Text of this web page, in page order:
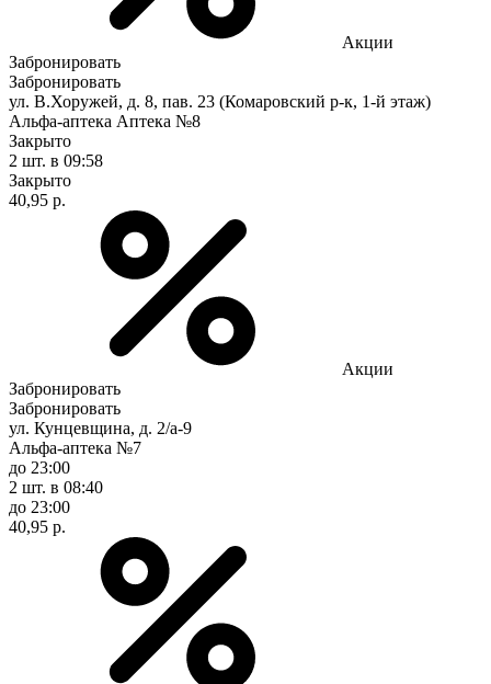
Акции
Забронировать
Забронировать
ул. В.Хоружей, д. 8, пав. 23 (Комаровский р-к, 1-й этаж)
Альфа-аптека Аптека №8
Закрыто
2 шт. в 09:58
Закрыто
40,95 р.
Акции
Забронировать
Забронировать
ул. Кунцевщина, д. 2/а-9
Альфа-аптека №7
до 23:00
2 шт. в 08:40
до 23:00
40,95 р.